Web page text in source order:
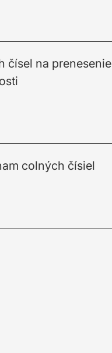
čísel na prenesenie
colných čísiel